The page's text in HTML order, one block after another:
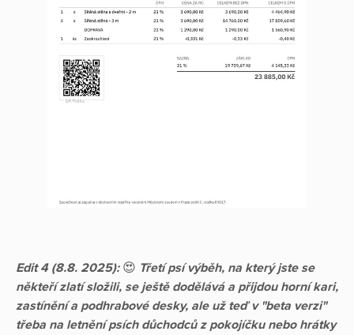
Edit 4 (8.8. 2025): 😍 Třetí psí výběh, na který jste se
někteří zlatí složili, se ještě dodělává a přijdou horní kari,
zastínění a podhrabové desky, ale už teď v "beta verzi"
třeba na letnění psích důchodců z pokojíčku nebo hrátky